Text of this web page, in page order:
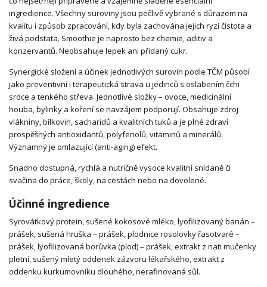
ingredience. Všechny suroviny jsou pečlivě vybrané s důrazem na
kvalitu i způsob zpracování, kdy byla zachována jejich ryzí čistota a
živá podstata. Smoothie je naprosto bez chemie, aditiv a
konzervantů. Neobsahuje lepek ani přidaný cukr.
Synergické složení a účinek jednotlivých surovin podle TČM působí
jako preventivní i terapeutická strava u jedinců s oslabením čchi
srdce a tenkého střeva. Jednotlivé složky – ovoce, medicinální
houba, bylinky a koření se navzájem podporují. Obsahuje zdroj
vlákniny, bílkovin, sacharidů a kvalitních tuků a je plné zdraví
prospěšných antioxidantů, polyfenolů, vitaminů a minerálů.
Významný je omlazující (anti-aging) efekt.
Snadno dostupná, rychlá a nutričně vysoce kvalitní snídaně či
svačina do práce, školy, na cestách nebo na dovolené.
Účinné ingredience
Syrovátkový protein, sušené kokosové mléko, lyofilizovaný banán –
prášek, sušená hruška – prášek, plodnice rosolovky řasotvaré –
prášek, lyofilizovaná borůvka (plod) – prášek, extrakt z nati mučenky
pletní, sušený mletý oddenek zázvoru lékařského, extrakt z
oddenku kurkumovníku dlouhého, nerafinovaná sůl.